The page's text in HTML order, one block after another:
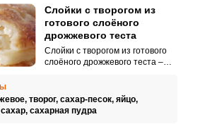
Слойки с творогом из
готового слоёного
дрожжевого теста
Слойки с творогом из готового
слоёного дрожжевого теста –
собой слойки из слоёного
дрожжевого теста, которые
творог, сахар-песок, яйцо,
сахарная пудра